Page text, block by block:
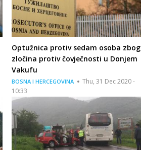
Optužnica protiv sedam osoba zbog
zločina protiv čovječnosti u Donjem
Vakufu
BOSNA I HERCEGOVINA
Thu, 31 Dec 2020 -
10:33